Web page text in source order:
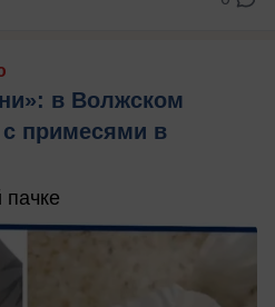
в Волжском
примесями в